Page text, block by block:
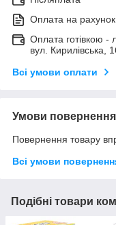
Оплата на рахунок
Оплата готівкою -
вул. Кирилівська,
Всі умови оплати
Умови повернення
Повернення товару
Всі умови
Подібні товари